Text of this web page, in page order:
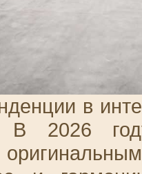
в
2026